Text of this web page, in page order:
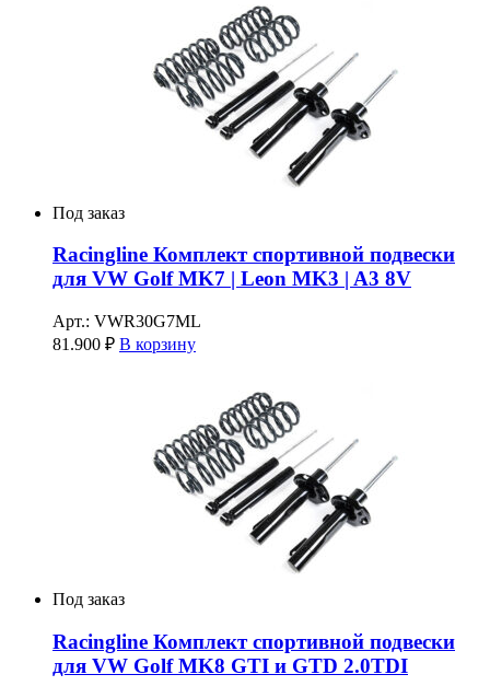
Под заказ
Racingline Комплект спортивной подвески
для VW Golf MK7 | Leon MK3 | A3 8V
Арт.: VWR30G7ML
81.900 ₽ В корзину
Под заказ
Racingline Комплект спортивной подвески
для VW Golf MK8 GTI и GTD 2.0TDI